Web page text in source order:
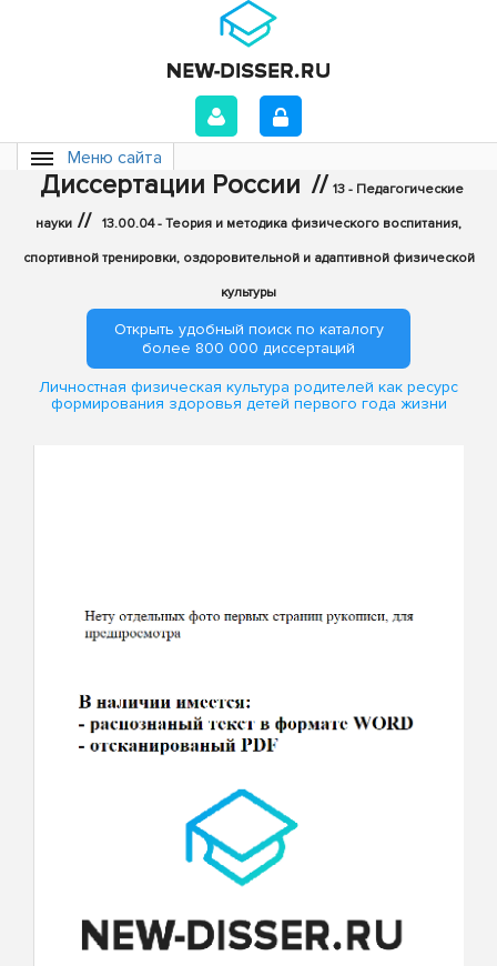
Меню сайта
Диссертации России // 13 - Педагогические
науки // 13.00.04 - Теория и методика физического воспитания,
спортивной тренировки, оздоровительной и адаптивной физической
культуры
Открыть удобный поиск по каталогу
более 800 000 диссертаций
Личностная физическая культура родителей как ресурс
формирования здоровья детей первого года жизни